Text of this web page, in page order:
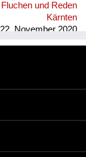
Fluchen und Reden
Kärnten
22. November 2020